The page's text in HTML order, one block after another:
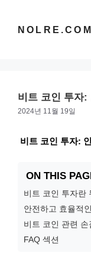
NOLRE.COM
비트 코인 투자:
2024년 11월 19일
비트 코인 투자:
ON THIS
비트 코인 투자란
안전하고 효율적
비트 코인 관련 손
FAQ 섹션